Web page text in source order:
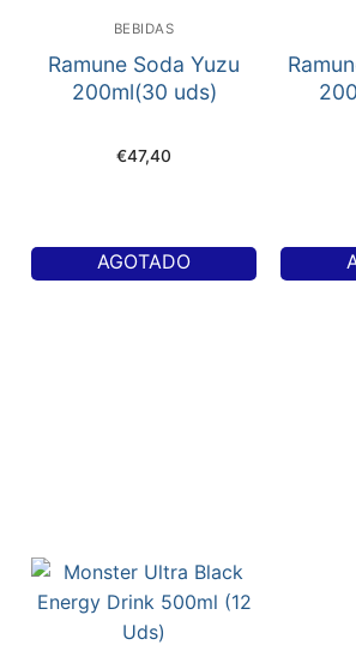
BEBIDAS
Ramune Soda Yuzu
200ml(30 uds)
€47,40
AGOTADO